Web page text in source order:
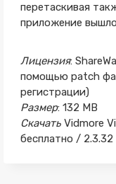
перетаскивая
приложение
Лицензия:
помощью patch
регистрации)
Размер: 132 MB
Скачать Vidmore
бесплатно / 2.3.32